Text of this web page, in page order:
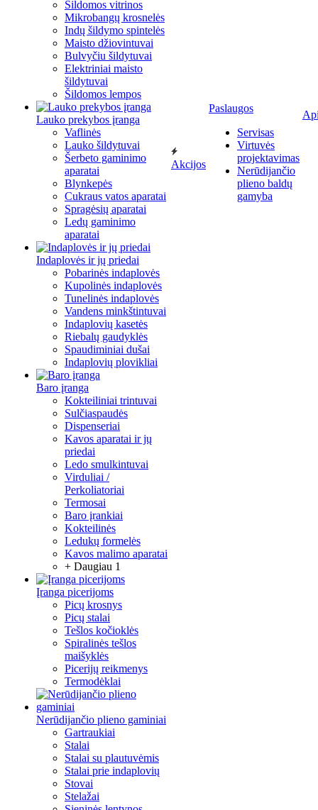
Šildomos vitrinos
Mikrobangų krosnelės
Indų šildymo spintelės
Maisto džiovintuvai
Bulvyčiu šildytuvai
Elektriniai maisto
šildytuvai
Šildomos lempos
Lauko prekybos įranga
Vaflinės
Lauko šildytuvai
Šerbeto gaminimo
aparatai
Blynkepės
Cukraus vatos aparatai
Spragėsių aparatai
Ledų gaminimo
aparatai
Indaplovės ir jų priedai
Pobarinės indaplovės
Kupolinės indaplovės
Tunelinės indaplovės
Vandens minkštintuvai
Indaplovių kasetės
Riebalų gaudyklės
Spaudiminiai dušai
Indaplovių plovikliai
Baro įranga
Kokteiliniai trintuvai
Sulčiaspaudės
Dispenseriai
Kavos aparatai ir jų
priedai
Ledo smulkintuvai
Virduliai /
Perkoliatoriai
Termosai
Baro įrankiai
Kokteilinės
Ledukų formelės
Kavos malimo aparatai
+ Daugiau 1
Įranga picerijoms
Picų krosnys
Picų stalai
Tešlos kočioklės
Spiralinės tešlos
maišyklės
Picerijų reikmenys
Termodėklai
Nerūdijančio plieno gaminiai
Gartraukiai
Stalai
Stalai su plautuvėmis
Stalai prie indaplovių
Stovai
Stelažai
Akcijos
Paslaugos
Servisas
Virtuvės
projektavimas
Nerūdijančio
plieno baldų
gamyba